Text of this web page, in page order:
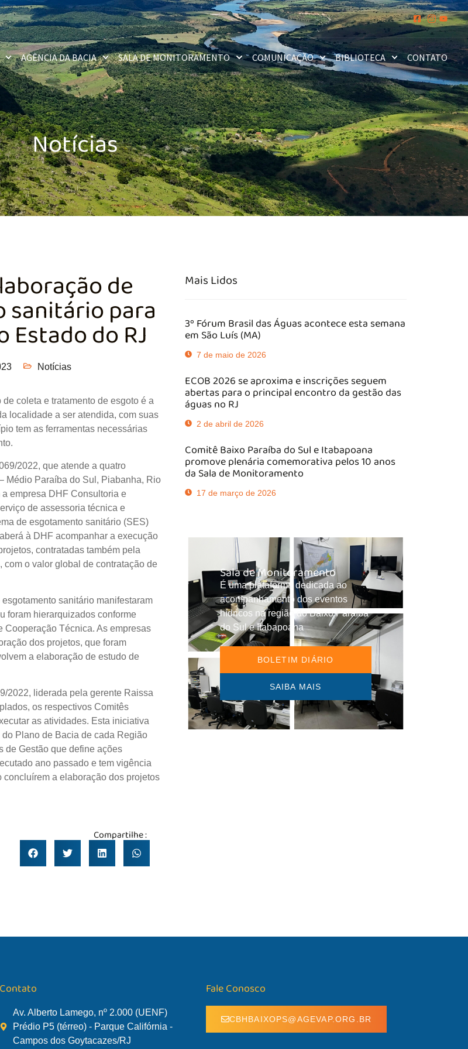
AGÊNCIA DA BACIA SALA DE MONITORAMENTO COMUNICAÇÃO BIBLIOTECA CONTATO
Notícias
de
para
do RJ
Notícias
coleta e tratamento de esgoto é a
localidade a ser atendida, com suas
tem as ferramentas necessárias
2022, que atende a quatro
Médio Paraíba do Sul, Piabanha, Rio
empresa DHF Consultoria e
de assessoria técnica e
de esgotamento sanitário (SES)
à DHF acompanhar a execução
contratadas também pela
com o valor global de contratação de
sanitário manifestaram
foram hierarquizados conforme
Cooperação Técnica. As empresas
dos projetos, que foram
a elaboração de estudo de
2022, liderada pela gerente Raissa
os respectivos Comitês
as atividades. Esta iniciativa
Plano de Bacia de cada Região
de Gestão que define ações
ano passado e tem vigência
a elaboração dos projetos
Compartilhe :
Mais Lidos
3º Fórum Brasil das Águas acontece esta semana
em São Luís (MA)
7 de maio de 2026
ECOB 2026 se aproxima e inscrições seguem
abertas para o principal encontro da gestão das
águas no RJ
2 de abril de 2026
Comitê Baixo Paraíba do Sul e Itabapoana
promove plenária comemorativa pelos 10 anos
da Sala de Monitoramento
17 de março de 2026
Sala de Monitoramento
É uma plataforma dedicada ao
acompanhamento dos eventos
hídricos na região do Baixo Paraíba
do Sul e Itabapoana
BOLETIM DIÁRIO
SAIBA MAIS
Contato
Av. Alberto Lamego, nº 2.000 (UENF)
Prédio P5 (térreo) - Parque Califórnia -
Campos dos Goytacazes/RJ
Fale Conosco
CBHBAIXOPS@AGEVAP.ORG.BR